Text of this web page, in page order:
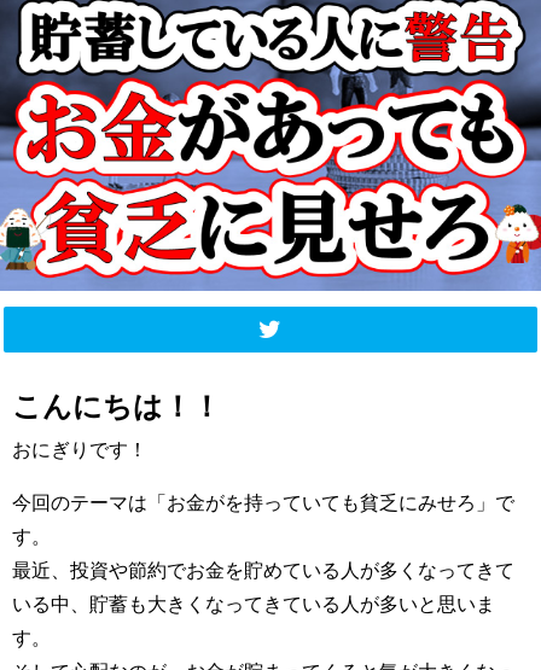
こんにちは！！
おにぎりです！
今回のテーマは「お金がを持っていても貧乏にみせろ」で
す。
最近、投資や節約でお金を貯めている人が多くなってきて
いる中、貯蓄も大きくなってきている人が多いと思いま
す。